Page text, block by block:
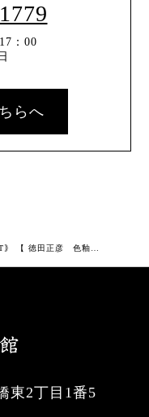
：00
らへ
東2丁目1番5